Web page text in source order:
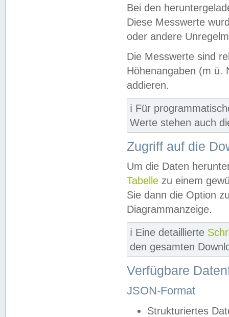
Bei den
Diese Messwerte
oder andere
Die Messwerte sind
Höhenangaben (m ü.
addieren.
ℹ️ Für
Werte stehen auch
Zugriff auf die
Um die Daten
Tabelle zu einem
Sie dann die Option
Diagrammanzeige.
ℹ️ Eine detaillierte
den gesamten
Verfügbare
JSON-Format
Strukturiertes